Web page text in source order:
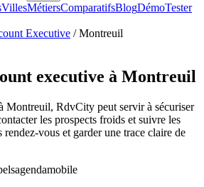
VillesMétiersComparatifsBlogDémoTester
Executive / Montreuil
executive à Montreuil
Montreuil, RdvCity peut servir à sécuriser
les prospects froids et suivre les
vous et garder une trace claire de
agendamobile